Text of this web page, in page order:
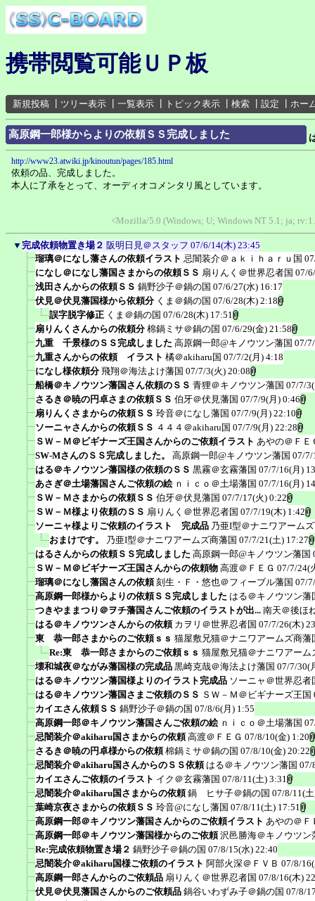
携帯閲覧可能ＵＰ板
新規投稿 ツリー表示 一覧表示 トピック表示 検索 設定 ホー
高原鋼一郎様からよりの依頼ＳＳ完成しました
http://www23.atwiki.jp/kinoutun/pages/185.html
依頼の品、完成しました。
本人に了承をとって、オーディオコメンタリ風としています。
<Mozilla/5.0 (Windows; U; Windows NT 5.1; ja;
▼ 完成依頼物置き場２ 阪明日見＠スタッフ 07/6/14(木) 23:45
瑠璃＠になし藩さんの依頼イラスト 忌闇装介＠ａｋｉｈａｒｕ国
になし＠になし藩国さまからの依頼ＳＳ 扇りんく＠世界忍者国 07/
浅田さんからの依頼ＳＳ 鍋野沙子＠鍋の国 07/6/27(水) 16:17
伏見＠伏見藩国様から依頼分 くま＠鍋の国 07/6/28(木) 2:18
誤字脱字修正 くま＠鍋の国 07/6/28(木) 17:51
扇りんくさんからの依頼分 棉鍋ミサ＠鍋の国 07/6/29(金) 21:58
九重 千景様のＳＳ完成しました 高原鋼一郎@キノウツン藩国 07/
九重さんからの依頼 イラスト 橘＠akiharu国 07/7/2(月) 4:18
になし様依頼分 飛翔＠海法よけ藩国 07/7/3(火) 20:08
船橋＠キノウツン藩国さん依頼のＳＳ 青狸＠キノウツン藩国 07/7/
さるき＠暁の円卓さまの依頼ＳＳ 伯牙＠伏見藩国 07/7/9(月) 0:46
扇りんくさまからの依頼ＳＳ 玲音＠になし藩国 07/7/9(月) 22:10
ソーニャさんからの依頼ＳＳ ４４４＠akiharu国 07/7/9(月) 22:28
ＳＷ－Ｍ＠ビギナーズ王国さんからのご依頼イラスト あやの＠ＦＥ
SW-MさんのＳＳ完成しました。
高原鋼一郎@キノウツン藩国 07/7/
はる＠キノウツン藩国様の依頼のＳＳ 黒霧＠玄霧藩国 07/7/16(月)
あさぎ＠土場藩国さんご依頼の絵 ｎｉｃｏ＠土場藩国 07/7/16(月)
ＳＷ－Ｍさまからの依頼ＳＳ 伯牙＠伏見藩国 07/7/17(火) 0:22
ＳＷ－Ｍ様より依頼のＳＳ 扇りんく＠世界忍者国 07/7/19(木) 1:42
ソーニャ様よりご依頼のイラスト 完成品 乃亜I型＠ナニワアーム
おまけです。
乃亜I型＠ナニワアームズ商藩国 07/7/21(土) 17:27
はるさんからの依頼ＳＳ完成しました 高原鋼一郎@キノウツン藩国
ＳＷ－Ｍ＠ビギナーズ王国さんからの依頼物 高渡＠ＦＥＧ 07/7/24(
瑠璃＠になし藩国さんの依頼 刻生・Ｆ・悠也＠フィーブル藩国 07/
高原鋼一郎様からよりの依頼ＳＳ完成しました はる＠キノウツン藩
つきやままつり＠ヲチ藩国さんご依頼のイラストが出... 南天＠後ほ
はる＠キノウツンさんからの依頼 カヲリ＠世界忍者国 07/7/26(木)
東 恭一郎さまからのご依頼ｓｓ 猫屋敷兄猫＠ナニワアームズ商藩
Re:東 恭一郎さまからのご依頼ｓｓ 猫屋敷兄猫＠ナニワアーム
壊和城夜＠ながみ藩国様の完成品 黒崎克哉＠海法よけ藩国 07/7/30(
はる＠キノウツン藩国様よりのイラスト完成品 ソーニャ＠世界忍者
はる＠キノウツン藩国さまご依頼のＳＳ ＳＷ－Ｍ＠ビギナーズ王国
カイエさん依頼ＳＳ 鍋野沙子＠鍋の国 07/8/6(月) 1:55
高原鋼一郎＠キノウツン藩国さんご依頼の絵 ｎｉｃｏ＠土場藩国
忌闇装介＠akiharu国さまからの依頼 高渡＠ＦＥＧ 07/8/10(金) 1:20
さるき＠暁の円卓様からの依頼 棉鍋ミサ＠鍋の国 07/8/10(金) 20:22
忌闇装介＠akiharu国さんからのＳＳ依頼 はる＠キノウツン藩国 07/
カイエさんご依頼のイラスト イク＠玄霧藩国 07/8/11(土) 3:31
忌闇装介＠akiharu国さまからの依頼 鍋 ヒサ子＠鍋の国 07/8/11(
葉崎京夜さまからの依頼ＳＳ 玲音@になし藩国 07/8/11(土) 17:51
高原鋼一郎＠キノウツン藩国さんからのご依頼イラスト あやの＠Ｆ
高原鋼一郎＠キノウツン藩国様からのご依頼 沢邑勝海＠キノウツン
Re:完成依頼物置き場２ 鍋野沙子＠鍋の国 07/8/15(水) 22:40
忌闇装介＠akiharu国様ご依頼のイラスト 阿部火深＠ＦＶＢ 07/8/
高原鋼一郎さんからのご依頼品 扇りんく＠世界忍者国 07/8/16(木)
伏見＠伏見藩国さんからのご依頼品 鍋谷いわずみ子＠鍋の国 07/8/